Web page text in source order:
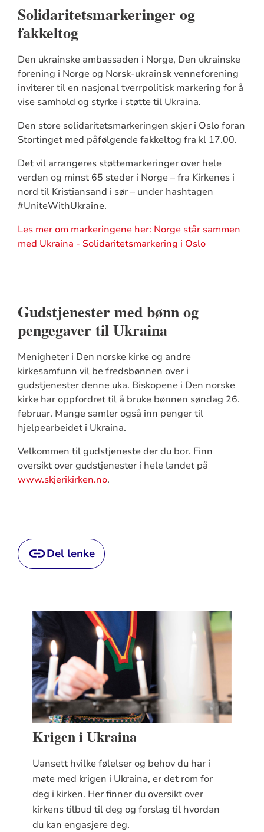
Solidaritetsmarkeringer og
fakkeltog
Den ukrainske ambassaden i Norge, Den ukrainske
forening i Norge og Norsk-ukrainsk venneforening
inviterer til en nasjonal tverrpolitisk markering for å
vise samhold og styrke i støtte til Ukraina.
Den store solidaritetsmarkeringen skjer i Oslo foran
Stortinget med påfølgende fakkeltog fra kl 17.00.
Det vil arrangeres støttemarkeringer over hele
verden og minst 65 steder i Norge – fra Kirkenes i
nord til Kristiansand i sør – under hashtagen
#UniteWithUkraine.
Les mer om markeringene her: Norge står sammen
med Ukraina - Solidaritetsmarkering i Oslo
Gudstjenester med bønn og
pengegaver til Ukraina
Menigheter i Den norske kirke og andre
kirkesamfunn vil be fredsbønnen over i
gudstjenester denne uka. Biskopene i Den norske
kirke har oppfordret til å bruke bønnen søndag 26.
februar. Mange samler også inn penger til
hjelpearbeidet i Ukraina.
Velkommen til gudstjeneste der du bor. Finn
oversikt over gudstjenester i hele landet på
www.skjerikirken.no.
Del lenke
Krigen i Ukraina
Uansett hvilke følelser og behov du har i
møte med krigen i Ukraina, er det rom for
deg i kirken. Her finner du oversikt over
kirkens tilbud til deg og forslag til hvordan
du kan engasjere deg.